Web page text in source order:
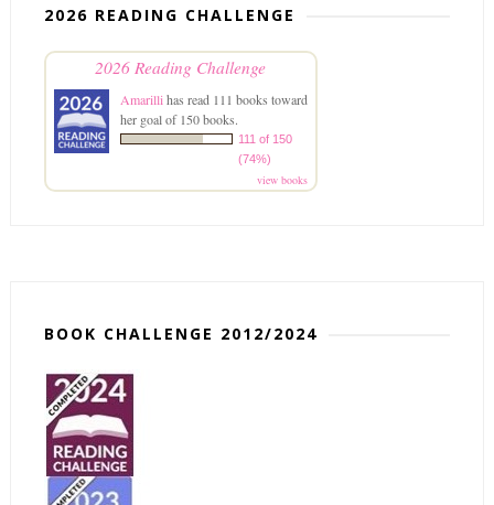
2026 READING CHALLENGE
2026 Reading Challenge
Amarillihas read 111 books toward
her goal of 150 books.
111 of 150
(74%)
view books
BOOK CHALLENGE 2012/2024